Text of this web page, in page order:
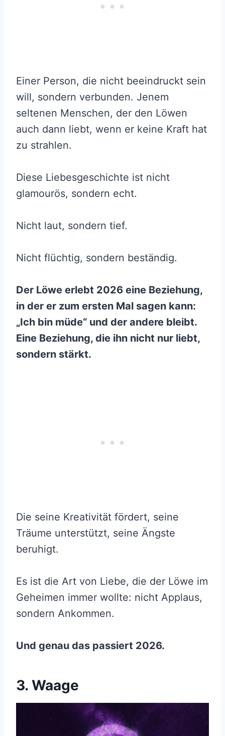
Einer Person, die nicht beeindruckt sein
will, sondern verbunden. Jenem
seltenen Menschen, der den Löwen
auch dann liebt, wenn er keine Kraft hat
zu strahlen.
Diese Liebesgeschichte ist nicht
glamourös, sondern echt.
Nicht laut, sondern tief.
Nicht flüchtig, sondern beständig.
Der Löwe erlebt 2026 eine Beziehung,
in der er zum ersten Mal sagen kann:
„Ich bin müde“ und der andere bleibt.
Eine Beziehung, die ihn nicht nur liebt,
sondern stärkt.
Die seine Kreativität fördert, seine
Träume unterstützt, seine Ängste
beruhigt.
Es ist die Art von Liebe, die der Löwe im
Geheimen immer wollte: nicht Applaus,
sondern Ankommen.
Und genau das passiert 2026.
3. Waage